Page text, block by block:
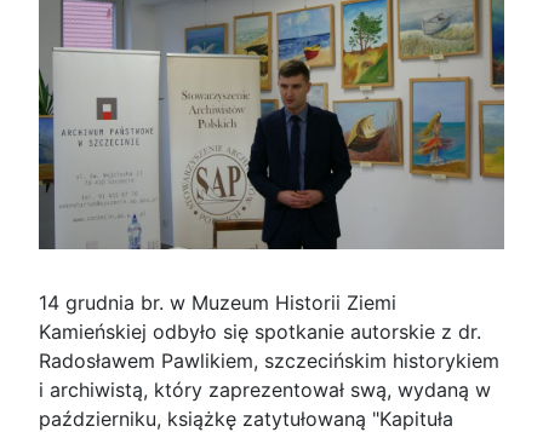
14 grudnia br. w Muzeum Historii Ziemi
Kamieńskiej odbyło się spotkanie autorskie z dr.
Radosławem Pawlikiem, szczecińskim historykiem
i archiwistą, który zaprezentował swą, wydaną w
październiku, książkę zatytułowaną "Kapituła